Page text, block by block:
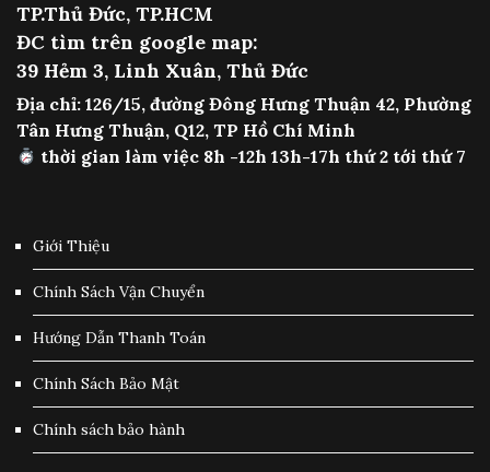
TP.Thủ Đức, TP.HCM
ĐC tìm trên google map:
39 Hẻm 3, Linh Xuân, Thủ Đức
Địa chỉ: 126/15, đường Đông Hưng Thuận 42, Phường
Tân Hưng Thuận, Q12, TP Hồ Chí Minh
thời gian làm việc 8h -12h 13h-17h thứ 2 tới thứ 7
Giới Thiệu
Chính Sách Vận Chuyển
Hướng Dẫn Thanh Toán
Chính Sách Bảo Mật
Chính sách bảo hành